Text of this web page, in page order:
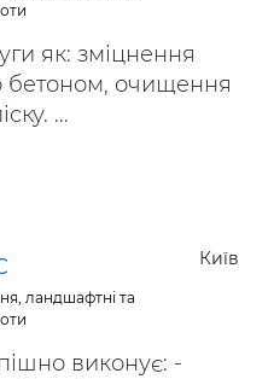
як: зміцнення
бетоном, очищення
...
Київ
ландшафтні та
виконує: -